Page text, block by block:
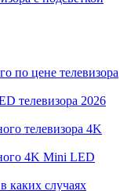
по цене телевизора
телевизора 2026
телевизора 4K
4K Mini LED
каких случаях